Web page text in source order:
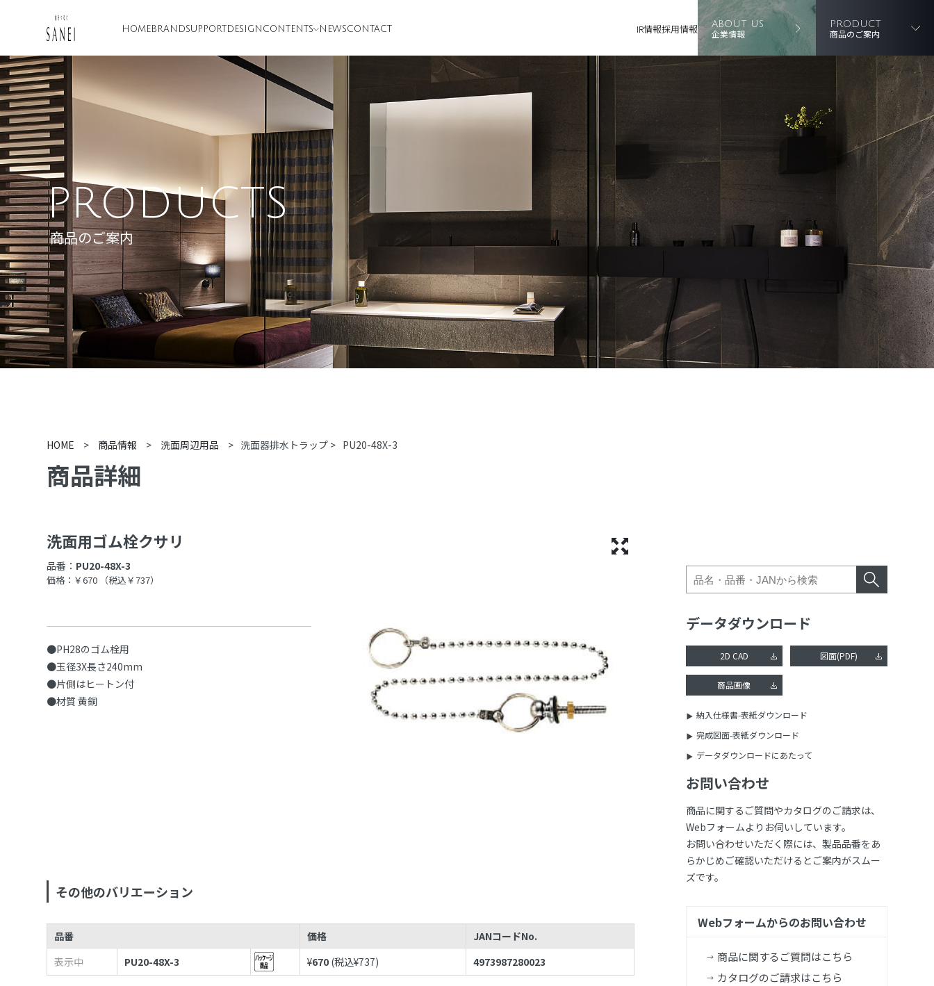
HOME BRANDSUPPORT DESIGN CONTENTS NEWSCONTACT IR情報採用情報 ABOUT US
企業情報
PRODUCT
商品のご案内
PRODUCTS
商品のご案内
HOME > 商品情報 > 洗面周辺用品 > 洗面器排水トラップ > PU20-48X-3
商品詳細
洗面用ゴム栓クサリ
品番： PU20-48X-3
価格：￥670 （税込￥737）
●PH28のゴム栓用
●玉径3X長さ240mm
●片側はヒートン付
●材質 黄銅
その他のバリエーション
品番 価格
JANコードNo.
表示中
PU20-48X-3 ¥670 (税込¥737) 4973987280023
データダウンロード
2D CAD 図面(PDF)
商品画像
納入仕様書-表紙ダウンロード
完成図面-表紙ダウンロード
データダウンロードにあたって
お問い合わせ
商品に関するご質問やカタログのご請求は、
Webフォームよりお伺いしています。
お問い合わせいただく際には、製品品番をあ
らかじめご確認いただけるとご案内がスムー
ズです。
Webフォームからのお問い合わせ
商品に関するご質問はこちら
カタログのご請求はこちら